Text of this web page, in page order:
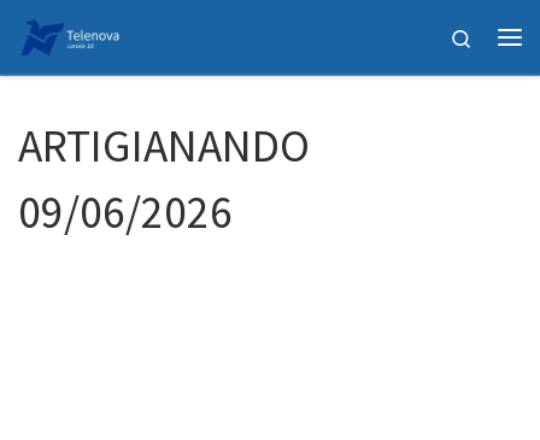
Passa al contenuto
Search
ARTIGIANANDO
09/06/2026